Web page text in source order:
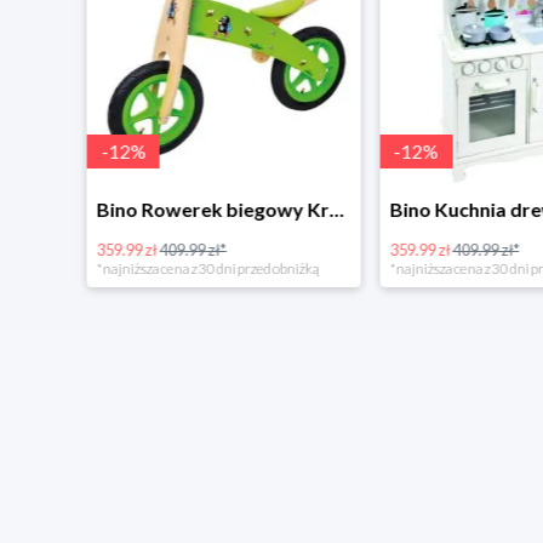
-12%
Bino Rowerek biegowy Krecik
359.99 zł409.99 zł*
*najniższa cena z 30 dni przed obniżką
-12%
359.99 zł409.99 zł*
*najniższa cena z 30 dni